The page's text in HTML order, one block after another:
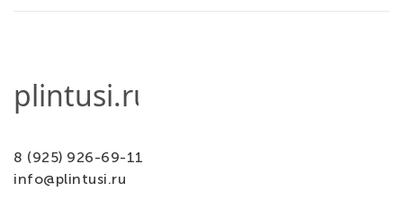
8 (925) 926-69-11
info@plintusi.ru